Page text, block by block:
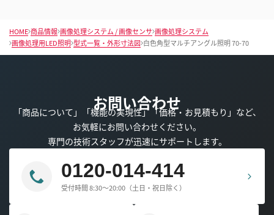
HOME 商品情報 画像処理システム / 画像センサ 画像処理システム
画像処理用LED照明 型式一覧・外形寸法図 白色角型マルチアングル照明 70-70
お問い合わせ
「商品について」「機能の実現性」「価格・お見積もり」など、
お気軽にお問い合わせください。
専門の技術スタッフが迅速にサポートします。
0120-014-414
受付時間 8:30～20:00（土日・祝日除く）